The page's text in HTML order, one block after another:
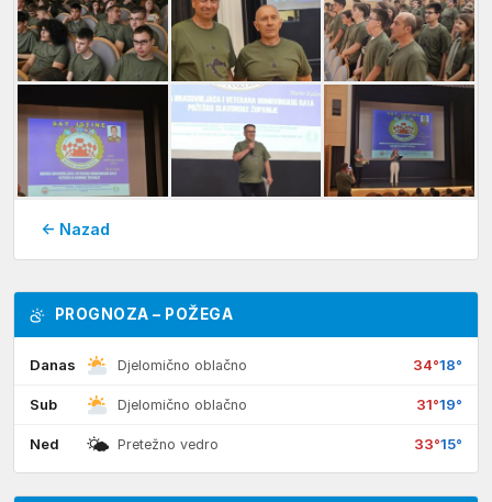
← Nazad
PROGNOZA – POŽEGA
Danas Djelomično oblačno 34°18°
Sub Djelomično oblačno 31°19°
Ned 🌤 Pretežno vedro 33°15°